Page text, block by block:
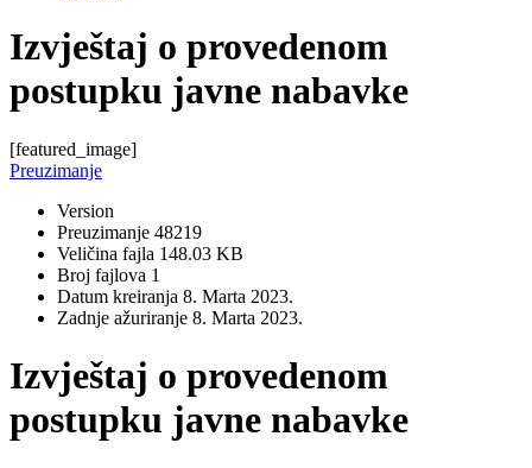
Izvještaj o provedenom
postupku javne nabavke
[featured_image]
Preuzimanje
Version
Preuzimanje 48219
Veličina fajla 148.03 KB
Broj fajlova 1
Datum kreiranja 8. Marta 2023.
Zadnje ažuriranje 8. Marta 2023.
Izvještaj o provedenom
postupku javne nabavke